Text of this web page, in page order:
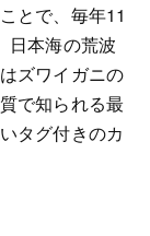
とで、毎年11
日本海の荒波
ズワイガニの
で知られる最
タグ付きのカ